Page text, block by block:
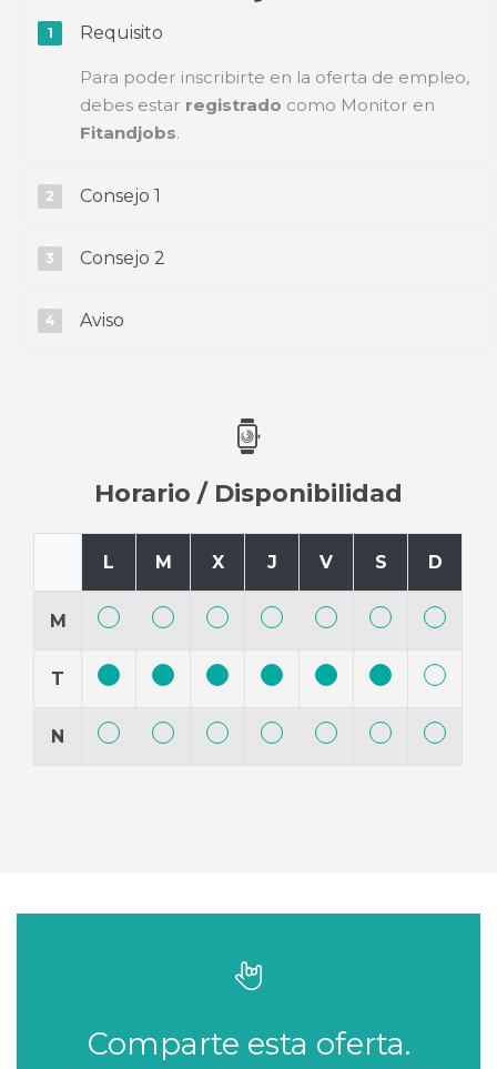
Requisito
Para poder inscribirte en la oferta de empleo,
debes estar registrado como Monitor en
Fitandjobs.
Consejo 1
Consejo 2
Aviso
Horario / Disponibilidad
L M X J V S D
M
T
N
Comparte esta oferta.